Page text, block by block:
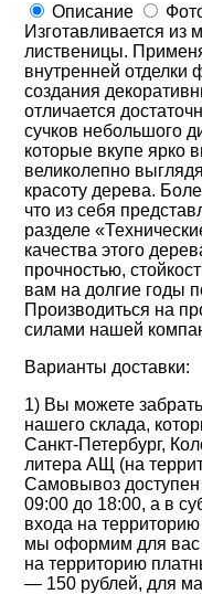
Описание
Изготавливается из
лиственицы.
внутренней отделки
создания
отличается
сучков небольшого
которые вкупе ярко
великолепно
красоту дерева.
что из себя
разделе
качества этого
прочностью,
вам на долгие годы
Производиться на
силами нашей
Варианты доставки:
1) Вы можете
нашего склада,
Санкт-Петербург,
литера АЩ (на
Самовывоз доступен
09:00 до 18:00, а в
входа на
мы оформим для вас
на территорию
— 150 рублей, для